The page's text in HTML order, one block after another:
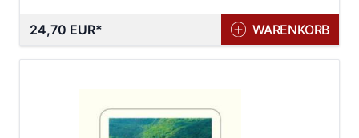
24,70 EUR WARENKORB